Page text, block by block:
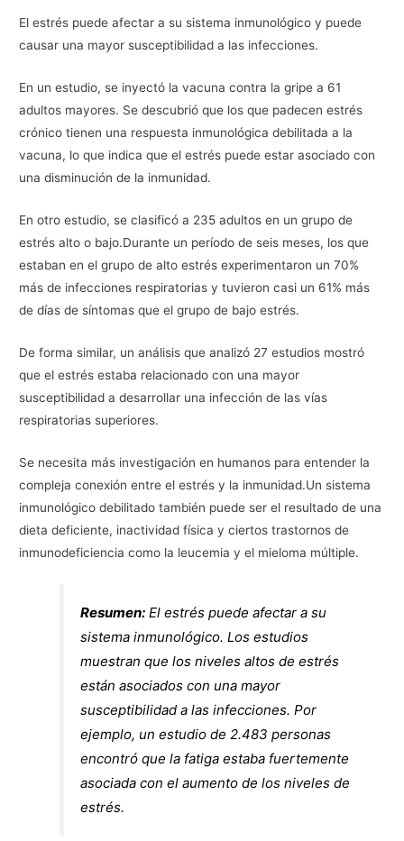
El estrés puede afectar a su sistema inmunológico y puede
causar una mayor susceptibilidad a las infecciones.
En un estudio, se inyectó la vacuna contra la gripe a 61
adultos mayores. Se descubrió que los que padecen estrés
crónico tienen una respuesta inmunológica debilitada a la
vacuna, lo que indica que el estrés puede estar asociado con
una disminución de la inmunidad.
En otro estudio, se clasificó a 235 adultos en un grupo de
estrés alto o bajo.Durante un período de seis meses, los que
estaban en el grupo de alto estrés experimentaron un 70%
más de infecciones respiratorias y tuvieron casi un 61% más
de días de síntomas que el grupo de bajo estrés.
De forma similar, un análisis que analizó 27 estudios mostró
que el estrés estaba relacionado con una mayor
susceptibilidad a desarrollar una infección de las vías
respiratorias superiores.
Se necesita más investigación en humanos para entender la
compleja conexión entre el estrés y la inmunidad.Un sistema
inmunológico debilitado también puede ser el resultado de una
dieta deficiente, inactividad física y ciertos trastornos de
inmunodeficiencia como la leucemia y el mieloma múltiple.
Resumen: El estrés puede afectar a su
sistema inmunológico. Los estudios
muestran que los niveles altos de estrés
están asociados con una mayor
susceptibilidad a las infecciones. Por
ejemplo, un estudio de 2.483 personas
encontró que la fatiga estaba fuertemente
asociada con el aumento de los niveles de
estrés.